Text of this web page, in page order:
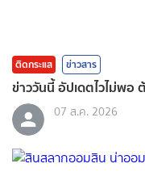
ติดกระแส ข่าวสาร
ข่าววันนี้ อัปเดตไวไม่พอ
07 ส.ค. 2026